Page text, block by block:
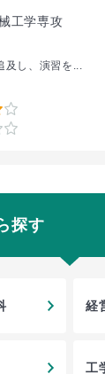
工学専攻
及し、演習を...
探す
経
工